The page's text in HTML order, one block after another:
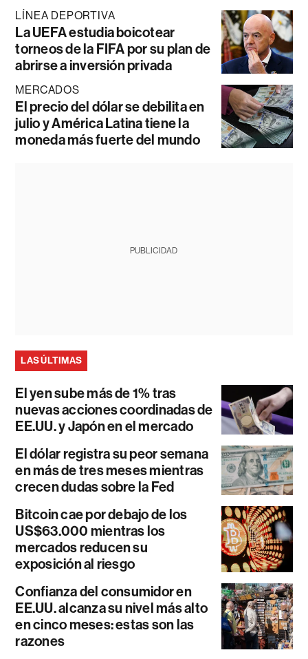
LÍNEA DEPORTIVA
La UEFA estudia boicotear
torneos de la FIFA por su plan de
abrirse a inversión privada
MERCADOS
El precio del dólar se debilita en
julio y América Latina tiene la
moneda más fuerte del mundo
PUBLICIDAD
LAS ÚLTIMAS
El yen sube más de 1% tras
nuevas acciones coordinadas de
EE.UU. y Japón en el mercado
El dólar registra su peor semana
en más de tres meses mientras
crecen dudas sobre la Fed
Bitcoin cae por debajo de los
US$63.000 mientras los
mercados reducen su
exposición al riesgo
Confianza del consumidor en
EE.UU. alcanza su nivel más alto
en cinco meses: estas son las
razones